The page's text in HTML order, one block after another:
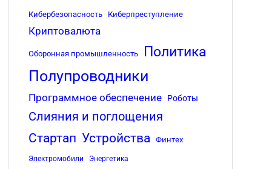
Кибербезопасность Киберпреступление
Криптовалюта
Оборонная промышленность Политика
Полупроводники
Программное обеспечение Роботы
Слияния и поглощения
Стартап Устройства Финтех
Электромобили Энергетика